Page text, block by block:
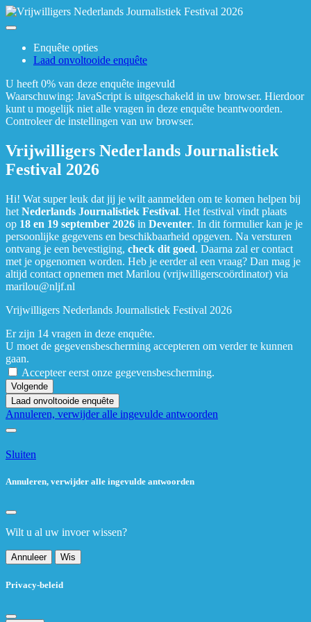
Enquête opties
Laad onvoltooide enquête
U heeft 0% van deze enquête ingevuld
Waarschuwing: JavaScript is uitgeschakeld in uw browser. Hierdoor
kunt u mogelijk niet alle vragen in deze enquête beantwoorden.
Controleer de instellingen van uw browser.
Vrijwilligers Nederlands Journalistiek
Festival 2026
Hi! Wat super leuk dat jij je wilt aanmelden om te komen helpen bij
het Nederlands Journalistiek Festival. Het festival vindt plaats
op 18 en 19 september 2026 in Deventer. In dit formulier kan je je
persoonlijke gegevens en beschikbaarheid opgeven. Na versturen
ontvang je een bevestiging, check dit goed. Daarna zal er contact
met je opgenomen worden. Heb je eerder al een vraag? Dan mag je
altijd contact opnemen met Marilou (vrijwilligerscoördinator) via
marilou@nljf.nl
Vrijwilligers Nederlands Journalistiek Festival 2026
Er zijn 14 vragen in deze enquête.
U moet de gegevensbescherming accepteren om verder te kunnen
gaan.
Accepteer eerst onze gegevensbescherming.
Volgende
Laad onvoltooide enquête
Annuleren, verwijder alle ingevulde antwoorden
Sluiten
Annuleren, verwijder alle ingevulde antwoorden
Wilt u al uw invoer wissen?
Annuleer Wis
Privacy-beleid